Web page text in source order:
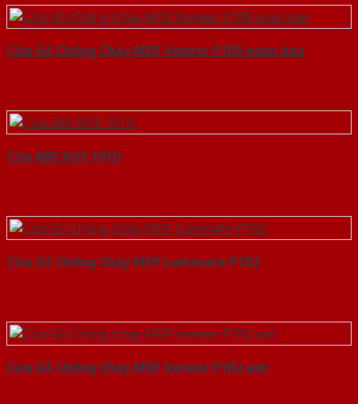
Cửa Gỗ Chống Cháy MDF Veneer P1R5 xoan dao
Cửa ABS KOS 101D
Cửa Gỗ Chống Cháy MDF Laminate P1R2
Cửa Gỗ Chống Cháy MDF Veneer P1R2 ash